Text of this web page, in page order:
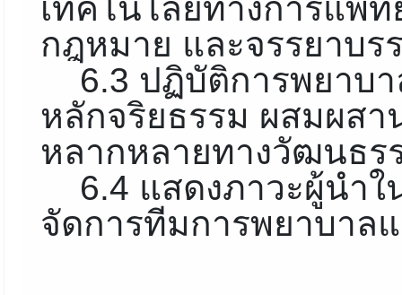
เทคโนโลยีทางการแพ
กฎหมาย และจรรยาบ
6.3 ปฏิบัติการพยาบ
หลักจริยธรรม ผสมผส
หลากหลายทางวัฒนธร
6.4 แสดงภาวะผู้นำ
จัดการทีมการพยาบาล